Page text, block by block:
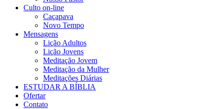
Culto on-line
Caçapava
Novo Tempo
Mensagens
Lição Adultos
Lição Jovens
Meditação Jovem
Meditação da Mulher
Meditações Diárias
ESTUDAR A BÍBLIA
Ofertar
Contato